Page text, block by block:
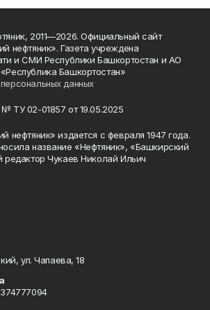
2011—2026. Официальный сайт
нефтяник». Газета учреждена
и СМИ Республики Башкортостан и АО
Башкортостан»
данных
ТУ 02-01857 от 19.05.2025
нефтяник» издается с февраля 1947 года.
название «Нефтяник», «Башкирский
редактор Чукаев Николай Ильич
ул. Чапаева, 18